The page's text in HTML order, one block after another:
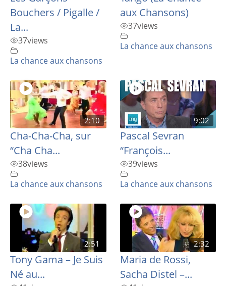
Bouchers / Pigalle /
La...
37views
La chance aux chansons
aux Chansons)
37views
La chance aux chansons
2:10
Cha-Cha-Cha, sur
“Cha Cha...
38views
La chance aux chansons
9:02
Pascal Sevran
“François...
39views
La chance aux chansons
2:51
Tony Gama – Je Suis
Né au...
2:32
Maria de Rossi,
Sacha Distel –...